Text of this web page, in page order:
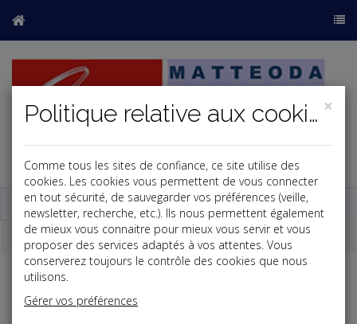
Base documentaire
Dépêches
Social
×
Politique relative aux cookies
Comme tous les sites de confiance, ce site utilise des
cookies. Les cookies vous permettent de vous connecter
en tout sécurité, de sauvegarder vos préférences (veille,
newsletter, recherche, etc.). Ils nous permettent également
de mieux vous connaitre pour mieux vous servir et vous
proposer des services adaptés à vos attentes. Vous
conserverez toujours le contrôle des cookies que nous
utilisons.
Gérer vos préférences